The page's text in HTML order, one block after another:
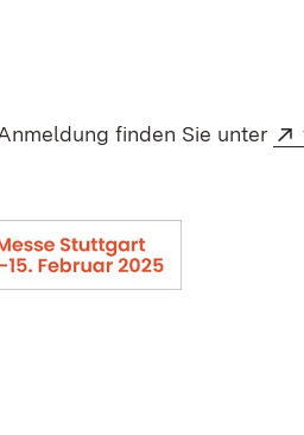
finden Sie unter